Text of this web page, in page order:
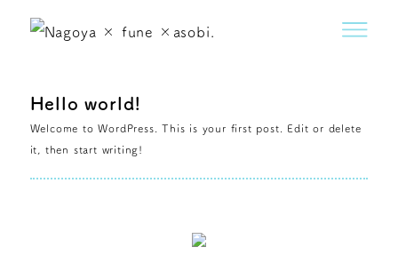
Hello world!
Welcome to WordPress. This is your first post. Edit or delete
it, then start writing!